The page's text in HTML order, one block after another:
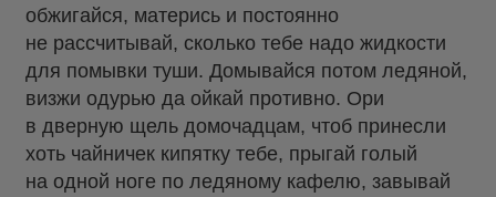
обжигайся, матерись и постоянно
не рассчитывай, сколько тебе надо жидкости
для помывки туши. Домывайся потом ледяной,
визжи одурью да ойкай противно. Ори
в дверную щель домочадцам, чтоб принесли
хоть чайничек кипятку тебе, прыгай голый
на одной ноге по ледяному кафелю, завывай